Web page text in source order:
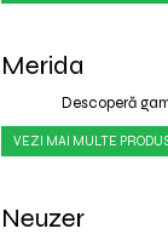
Merida
Descoperă
VEZI MAI MULTE
Neuzer